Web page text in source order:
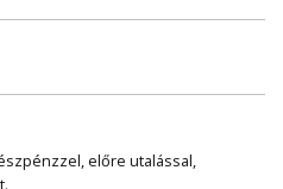
előre utalással,